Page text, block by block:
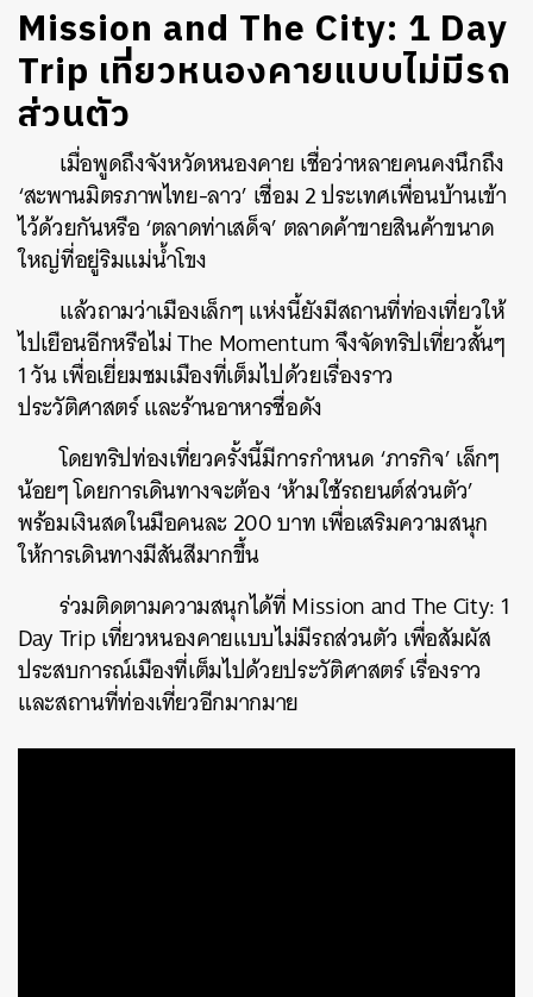
Mission and The City: 1 Day
Trip เที่ยวหนองคายแบบไม่มีรถ
ส่วนตัว
เมื่อพูดถึงจังหวัดหนองคาย เชื่อว่าหลายคนคงนึกถึง
‘สะพานมิตรภาพไทย-ลาว’ เชื่อม 2 ประเทศเพื่อนบ้านเข้า
ไว้ด้วยกันหรือ ‘ตลาดท่าเสด็จ’ ตลาดค้าขายสินค้าขนาด
ใหญ่ที่อยู่ริมแม่น้ำโขง
แล้วถามว่าเมืองเล็กๆ แห่งนี้ยังมีสถานที่ท่องเที่ยวให้
ไปเยือนอีกหรือไม่ The Momentum จึงจัดทริปเที่ยวสั้นๆ
1 วัน เพื่อเยี่ยมชมเมืองที่เต็มไปด้วยเรื่องราว
ประวัติศาสตร์ และร้านอาหารชื่อดัง
โดยทริปท่องเที่ยวครั้งนี้มีการกำหนด ‘ภารกิจ’ เล็กๆ
น้อยๆ โดยการเดินทางจะต้อง ‘ห้ามใช้รถยนต์ส่วนตัว’
พร้อมเงินสดในมือคนละ 200 บาท เพื่อเสริมความสนุก
ให้การเดินทางมีสันสีมากขึ้น
ร่วมติดตามความสนุกได้ที่ Mission and The City: 1
Day Trip เที่ยวหนองคายแบบไม่มีรถส่วนตัว เพื่อสัมผัส
ประสบการณ์เมืองที่เต็มไปด้วยประวัติศาสตร์ เรื่องราว
และสถานที่ท่องเที่ยวอีกมากมาย